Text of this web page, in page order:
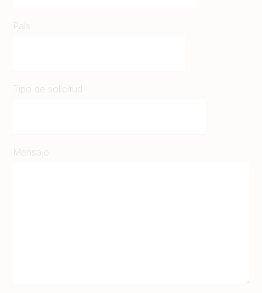
País
Tipo de solicitud
Mensaje